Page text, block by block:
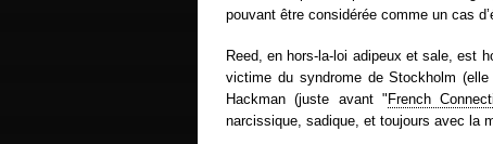
pouvant être considérée comme un cas
Reed, en hors-la-loi adipeux et sale, est
victime du syndrome de Stockholm
Hackman (juste avant " French
narcissique, sadique, et toujours avec la